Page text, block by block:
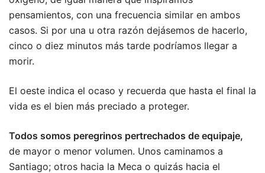
pensamientos, con una frecuencia similar en ambos
casos. Si por una u otra razón dejásemos de hacerlo,
cinco o diez minutos más tarde podríamos llegar a
morir.
El oeste indica el ocaso y recuerda que hasta el final la
vida es el bien más preciado a proteger.
Todos somos peregrinos pertrechados de equipaje,
de mayor o menor volumen. Unos caminamos a
Santiago; otros hacia la Meca o quizás hacia el